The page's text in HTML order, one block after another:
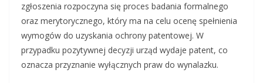
zgłoszenia rozpoczyna się proces badania formalnego
oraz merytorycznego, który ma na celu ocenę spełnienia
wymogów do uzyskania ochrony patentowej. W
przypadku pozytywnej decyzji urząd wydaje patent, co
oznacza przyznanie wyłącznych praw do wynalazku.